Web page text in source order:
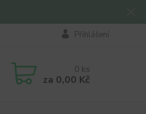
Přihlášení
0 ks
za 0,00 Kč